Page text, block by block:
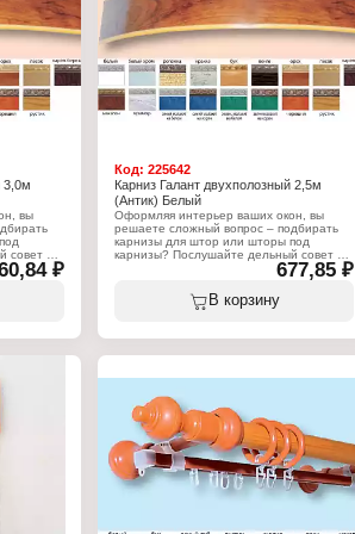
Тип товара: Карниз
Назначение: для штор
Вариация: трехполозный
Способ крепления: потолочный
Комплектация: 46 крючков, 4 стопора
Длина: 2,5 м
3,0м
вы
совет –
из 2-ух
- 3 м.
₽
Код: 225642
Карниз Галант двухполозный 2,5м
(Антик) Белый
Оформляя интерьер ваших окон, вы
решаете сложный вопрос – подбирать
карнизы для штор или шторы под
карнизы? Послушайте дельный совет –
карнизы для штор необходимо
приобретать после того, как вы
определились с типом штор и их
собственным весом. Но только после
известна длина карниза и высота его
полозного ПВХ профиля и
комплектующих. Длина карниза - 2,5 м.
Цвет - белый.
Характеристики:
Серия: "Галант - Антик"
Тип товара: Карниз
Назначение: для штор
Материал: ПВХ
677,85 ₽
В корзину